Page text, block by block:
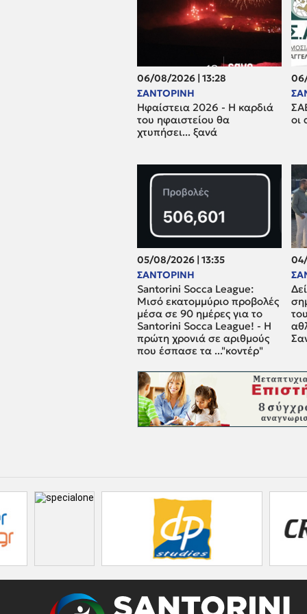
06/08/2026 | 13:28
ΣΑΝΤΟΡΙΝΗ
Ηφαίστεια 2026 - Η καρδιά
του ηφαιστείου θα
χτυπήσει... ξανά
οι
05/08/2026 | 13:35
ΣΑΝΤΟΡΙΝΗ
Santorini Socca League:
Μισό εκατομμύριο προβολές
μέσα σε 90 ημέρες για το
Santorini Socca League! - Η
πρώτη χρονιά σε αριθμούς
που έσπασε τα ..."κοντέρ"